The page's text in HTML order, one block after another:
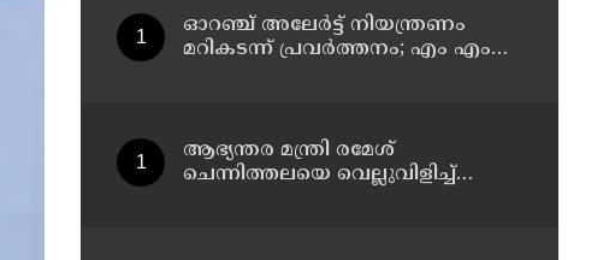
ഓറഞ്ച് അലേര്‍ട്ട് നിയന്ത്രണം
മറികടന്ന് പ്രവര്‍ത്തനം; എം എം
ആഭ്യന്തര മന്ത്രി രമേശ്
ചെന്നിത്തലയെ വെല്ലുവിളിച്ച്